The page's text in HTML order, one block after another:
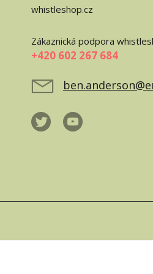
whistleshop.cz
Zákaznická podpora
+420 602 267 684